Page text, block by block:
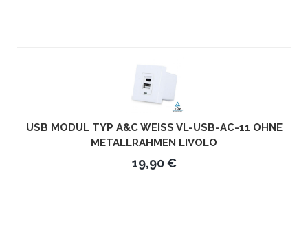
USB MODUL TYP A&C WEISS VL-USB-AC-11 OHNE M
ETALLRAHMEN LIVOLO
19,90 €